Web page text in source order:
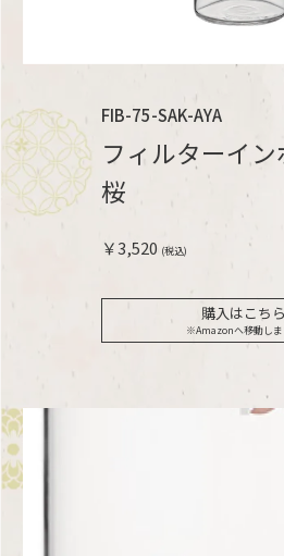
FIB-75-SAK-AYA
フィルターイ
桜
￥3,520 (税込)
購入はこちら
※Amazonへ移動しま